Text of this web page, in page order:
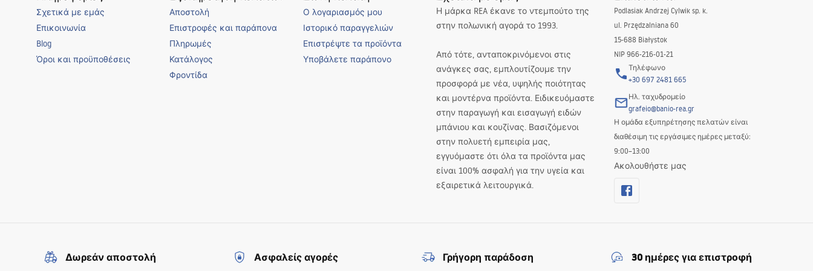
κερδίζει όχι μόνο άνεση αλλά και τη δυνατότητα να αναδείξει τον μοναδικό χαρακτήρα αυτών των χώρων.
Σας ενθαρρύνουμε τώρα να επωφεληθείτε από την επαγγελματική συμβουλευτική και υποστήριξη των ειδικών μας, οι οποίοι βοηθούν τους πελάτες να κάνουν την καλύτερη επιλογή των απαραίτητων αξεσουάρ
για τα σπίτια τους. Σας ευχόμαστε πολύ επιτυχημένες αγορές! Καλή επιτυχία!
Σχετικά με εμάς
Επικοινωνία
Blog
Όροι και προϋποθέσεις
Αποστολή
Επιστροφές και παράπονα
Πληρωμές
Κατάλογος
Φροντίδα
Ο λογαριασμός μου
Ιστορικό παραγγελιών
Επιστρέψτε τα προϊόντα
Υποβάλετε παράπονο
Η μάρκα REA έκανε το ντεμπούτο της
στην πολωνική αγορά το 1993.
Από τότε, ανταποκρινόμενοι στις
ανάγκες σας, εμπλουτίζουμε την
προσφορά με νέα, υψηλής ποιότητας
και μοντέρνα προϊόντα. Ειδικευόμαστε
στην παραγωγή και εισαγωγή ειδών
μπάνιου και κουζίνας. Βασιζόμενοι
στην πολυετή εμπειρία μας,
εγγυόμαστε ότι όλα τα προϊόντα μας
είναι 100% ασφαλή για την υγεία και
εξαιρετικά λειτουργικά.
Podlasiak Andrzej Cylwik sp. k.
ul. Przędzalniana 60
15-688 Białystok
NIP 966-216-01-21
Τηλέφωνο
+30 697 2481 665
Ηλ. ταχυδρομείο
grafeio@banio-rea.gr
Η ομάδα εξυπηρέτησης πελατών είναι
διαθέσιμη τις εργάσιμες ημέρες μεταξύ:
9:00–13:00
Ακολουθήστε μας
Δωρεάν αποστολή Ασφαλείς αγορές Γρήγορη παράδοση 30 ημέρες για επιστροφή